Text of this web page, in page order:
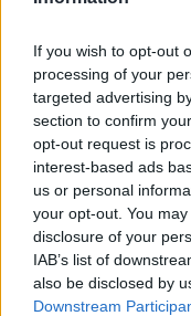
If you wish to opt-out
processing of your
targeted advertising
section to confirm
opt-out request is
interest-based ads
us or personal
your opt-out. You
disclosure of your
IAB’s list of
also be disclosed by
Downstream